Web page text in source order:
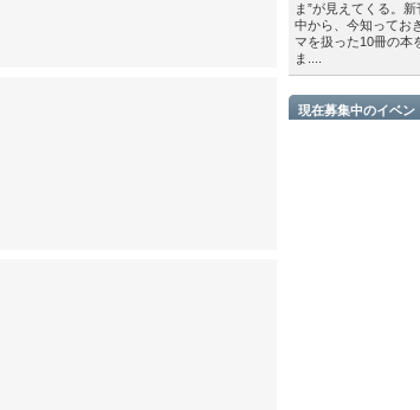
ま”が見えてくる。
中から、今知ってお
マを扱った10冊の本
ま....
現在募集中のイベン